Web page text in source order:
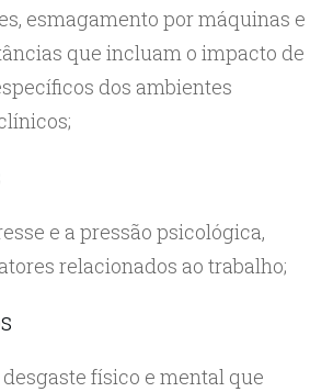
esmagamento por máquinas e
que incluam o impacto de
dos ambientes
e a pressão psicológica,
relacionados ao trabalho;
físico e mental que